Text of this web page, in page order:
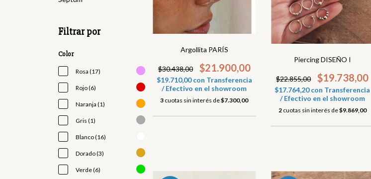
Filtrar por
Color
Rosa (17)
Rojo (6)
Naranja (1)
Gris (1)
Blanco (16)
Dorado (3)
Verde (6)
Argollita PARÍS
$30.438,00 $21.900,00
$19.710,00con Transferencia
/ Efectivo en el showroom
3 cuotas sin interés de$7.300,00
Piercing DISEÑO I
$22.855,00 $19.738,00
$17.764,20con Transferencia
/ Efectivo en el showroom
2 cuotas sin interés de$9.869,00